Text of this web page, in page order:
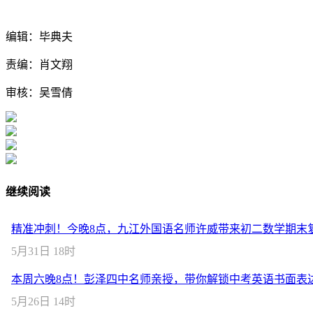
编辑：毕典夫
责编：肖文翔
审核：吴雪倩
继续阅读
精准冲刺！今晚8点，九江外国语名师许威带来初二数学期末
5月31日 18时
本周六晚8点！彭泽四中名师亲授，带你解锁中考英语书面表
5月26日 14时